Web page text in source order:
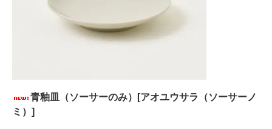
青釉皿（ソーサーのみ）[アオユウサラ（ソーサーノ
ミ）]